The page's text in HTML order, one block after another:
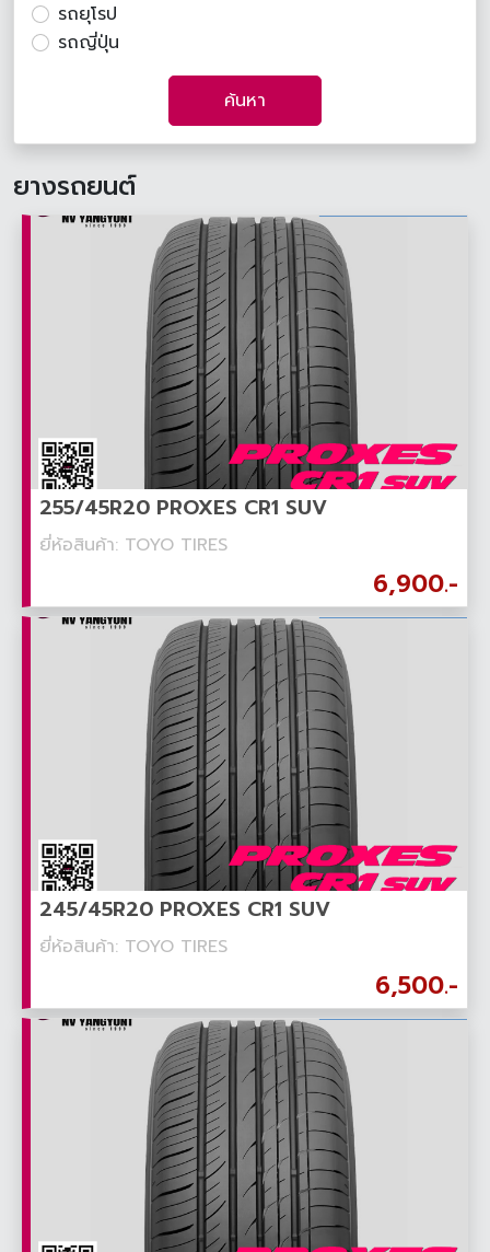
รถยุโรป
รถญี่ปุ่น
ค้นหา
ยางรถยนต์
255/45R20 PROXES CR1 SUV
ยี่ห้อสินค้า: TOYO TIRES
6,900.-
245/45R20 PROXES CR1 SUV
ยี่ห้อสินค้า: TOYO TIRES
6,500.-